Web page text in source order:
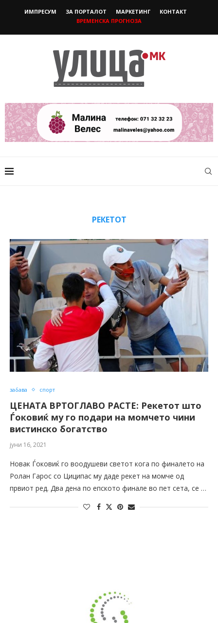
ИМПРЕСУМ ЗА ПОРТАЛОТ МАРКЕТИНГ
КОНТАКТ
ВРЕМЕНСКА ПРОГНОЗА
РЕКЕТОТ
забава спорт
ЦЕНАТА ВРТОГЛАВО РАСТЕ: Рекетот што
Ѓоковиќ му го подари на момчето чини
вистинско богатство
јуни 16, 2021
Новак Ѓоковиќ го воодушеви светот кога по финалето на
Ролан Гарос со Циципас му даде рекет на момче од
првиот ред. Два дена по епското финале во пет сета, се …